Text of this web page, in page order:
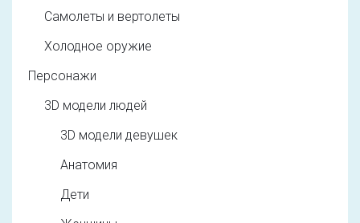
Самолеты и вертолеты
Холодное оружие
Персонажи
3D модели людей
3D модели девушек
Анатомия
Дети